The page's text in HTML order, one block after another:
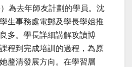
為去年師友計劃的學員。沈
生事務處電郵及學長學姐推
多。學長詳細講解攻讀博
程到完成培訓的過程，為原
釐清發展方向。在學習層